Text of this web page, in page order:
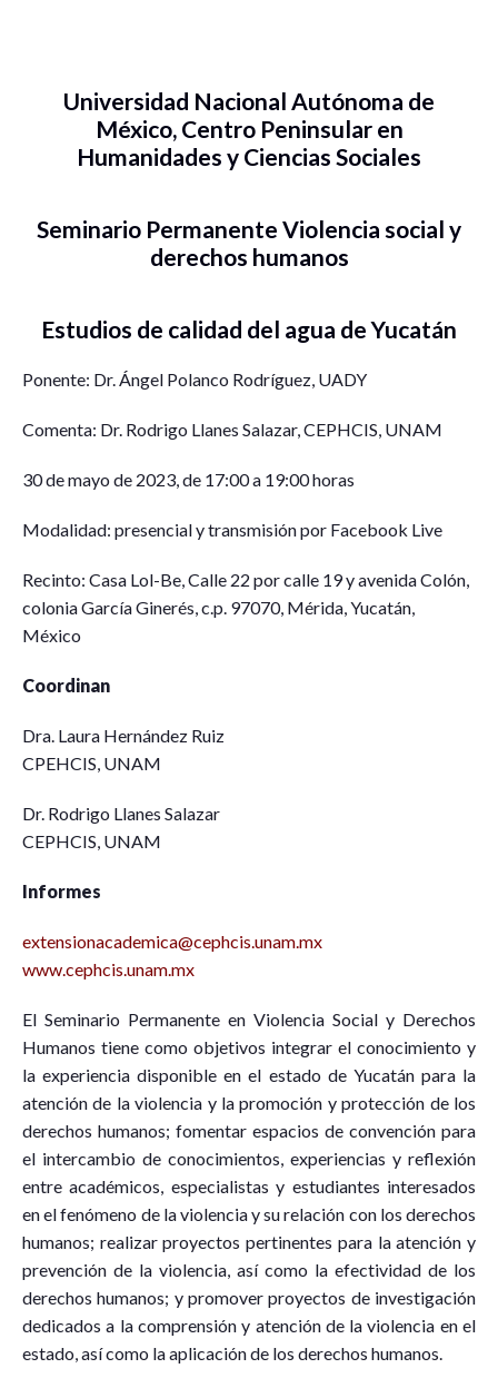
Universidad Nacional Autónoma de
México, Centro Peninsular en
Humanidades y Ciencias Sociales
Seminario Permanente Violencia social y
derechos humanos
Estudios de calidad del agua de Yucatán
Ponente: Dr. Ángel Polanco Rodríguez, UADY
Comenta: Dr. Rodrigo Llanes Salazar, CEPHCIS, UNAM
30 de mayo de 2023, de 17:00 a 19:00 horas
Modalidad: presencial y transmisión por Facebook Live
Recinto: Casa Lol-Be, Calle 22 por calle 19 y avenida Colón,
colonia García Ginerés, c.p. 97070, Mérida, Yucatán,
México
Coordinan
Dra. Laura Hernández Ruiz
CPEHCIS, UNAM
Dr. Rodrigo Llanes Salazar
CEPHCIS, UNAM
Informes
extensionacademica@cephcis.unam.mx
www.cephcis.unam.mx
El Seminario Permanente en Violencia Social y Derechos
Humanos tiene como objetivos integrar el conocimiento y
la experiencia disponible en el estado de Yucatán para la
atención de la violencia y la promoción y protección de los
derechos humanos; fomentar espacios de convención para
el intercambio de conocimientos, experiencias y reflexión
entre académicos, especialistas y estudiantes interesados
en el fenómeno de la violencia y su relación con los derechos
humanos; realizar proyectos pertinentes para la atención y
prevención de la violencia, así como la efectividad de los
derechos humanos; y promover proyectos de investigación
dedicados a la comprensión y atención de la violencia en el
estado, así como la aplicación de los derechos humanos.